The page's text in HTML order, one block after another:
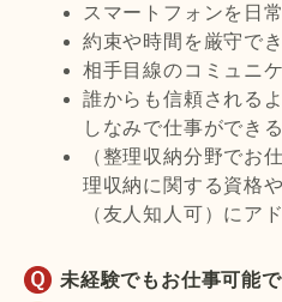
スマートフォンを日
約束や時間を厳守で
相手目線のコミュニ
誰からも信頼される
しなみで仕事ができる
（整理収納分野でお
理収納に関する資格
（友人知人可）にア
未経験でもお仕事可能